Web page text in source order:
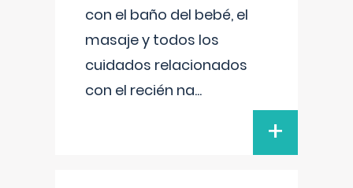
con el baño del bebé, el
masaje y todos los
cuidados relacionados
con el recién na...
+